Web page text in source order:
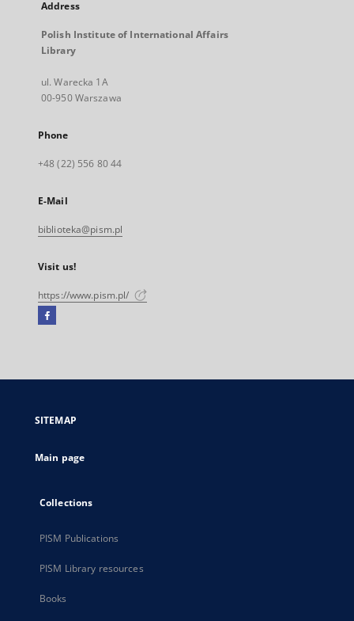
Address
Polish Institute of International Affairs
Library
ul. Warecka 1A
00-950 Warszawa
Phone
+48 (22) 556 80 44
E-Mail
biblioteka@pism.pl
Visit us!
https://www.pism.pl/
Facebook
open
new
SITEMAP
Main page
Collections
PISM Publications
PISM Library resources
Books